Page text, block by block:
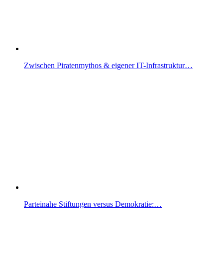
Zwischen Piratenmythos & eigener IT-Infrastruktur…
Parteinahe Stiftungen versus Demokratie:…